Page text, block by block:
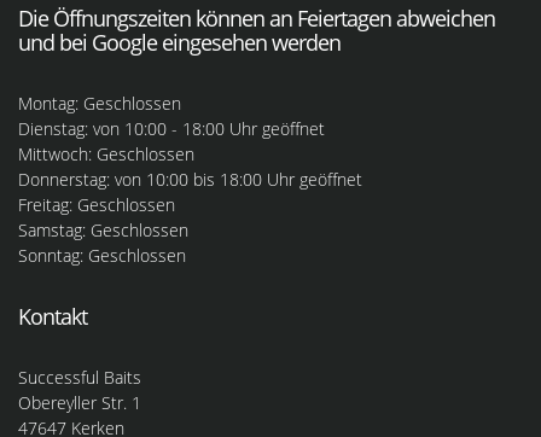
Die Öffnungszeiten können an Feiertagen abweichen
und bei Google eingesehen werden
Montag: Geschlossen
Dienstag: von 10:00 - 18:00 Uhr geöffnet
Mittwoch: Geschlossen
Donnerstag: von 10:00 bis 18:00 Uhr geöffnet
Freitag: Geschlossen
Samstag: Geschlossen
Sonntag: Geschlossen
Kontakt
Successful Baits
Obereyller Str. 1
47647 Kerken